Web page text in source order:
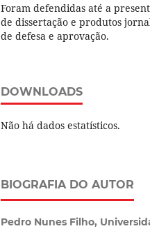
Foram defendidas até a
de dissertação e produtos
de defesa e aprovação.
DOWNLOADS
Não há dados estatísticos.
BIOGRAFIA DO AUTOR
Pedro Nunes Filho,